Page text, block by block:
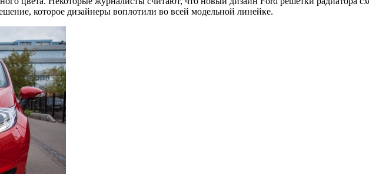
которое дизайнеры воплотили во всей модельной линейке.